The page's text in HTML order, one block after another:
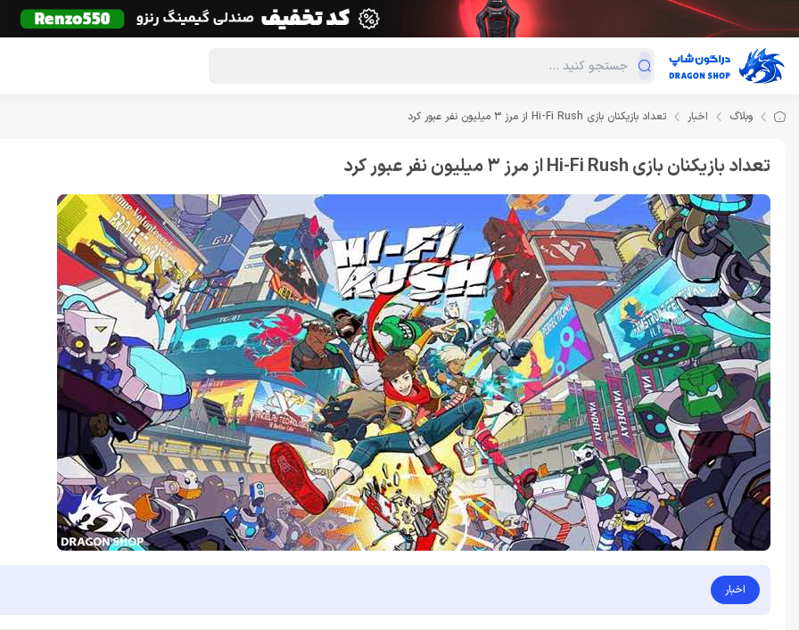
دسته‌بندی محصولات فروش ویژه
وبلاگ اخبار تعداد بازیکنان بازی Hi-Fi Rush از مرز 3 میلیون نفر عبور کرد
تعداد بازیکنان بازی Hi-Fi Rush از مرز 3 میلیون نفر عبور کرد
اخبار